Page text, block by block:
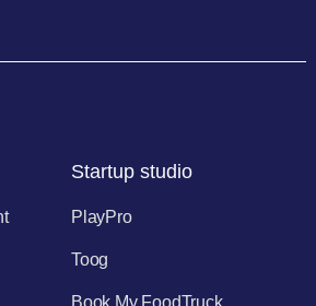
Startup studio
PlayPro
Toog
Book My FoodTruck